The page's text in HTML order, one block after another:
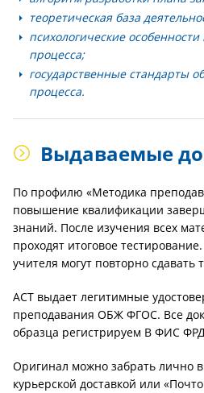
теоретическая база
психологические особенности
процесса;
государственные стандарты
процесса.
Выдаваемые
По профилю «Методика
повышение квалификации
знаний. После изучения всех
проходят итоговое
учителя могут повторно сдавать
АСТ выдает легитимные
преподавания ОБЖ ФГОС. Все
образца регистрируем В ФИС
Оригинал можно забрать лично
курьерской доставкой или